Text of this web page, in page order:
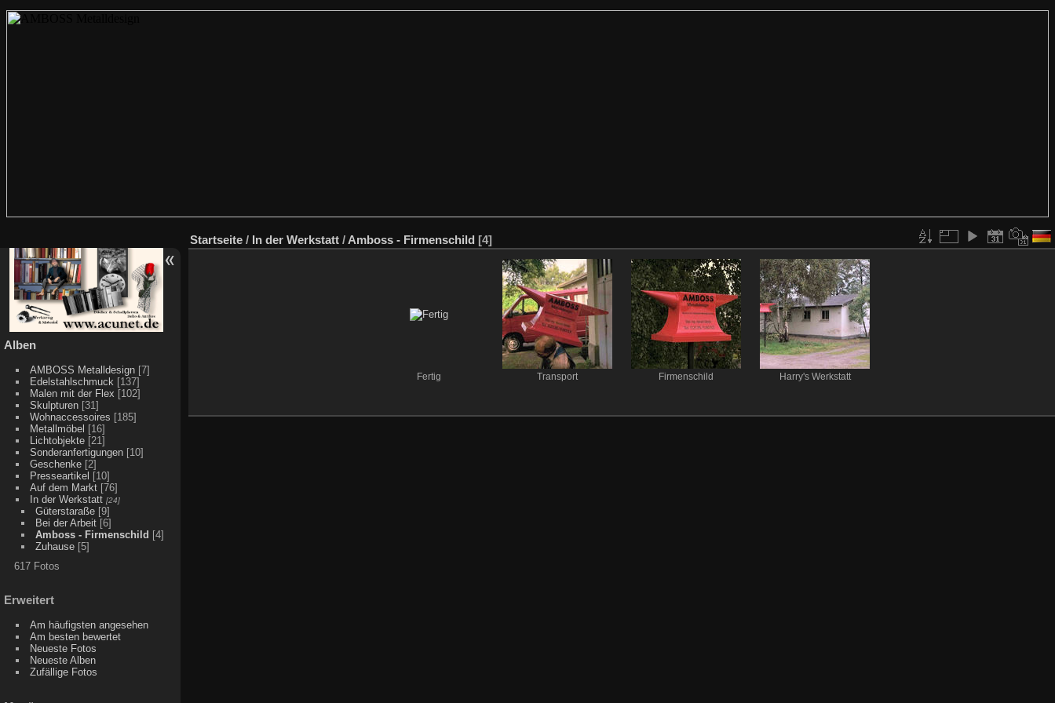
Alben
AMBOSS Metalldesign [7]
Edelstahlschmuck [137]
Malen mit der Flex [102]
Skulpturen [31]
Wohnaccessoires [185]
Metallmöbel [16]
Lichtobjekte [21]
Sonderanfertigungen [10]
Geschenke [2]
Presseartikel [10]
Auf dem Markt [76]
In der Werkstatt [24]
Güterstaraße [9]
Bei der Arbeit [6]
Amboss - Firmenschild [4]
Zuhause [5]
617 Fotos
Erweitert
Am häufigsten angesehen
Am besten bewertet
Neueste Fotos
Neueste Alben
Zufällige Fotos
Startseite / In der Werkstatt / Amboss - Firmenschild [4]
Fertig Transport Firmenschild Harry's Werkstatt